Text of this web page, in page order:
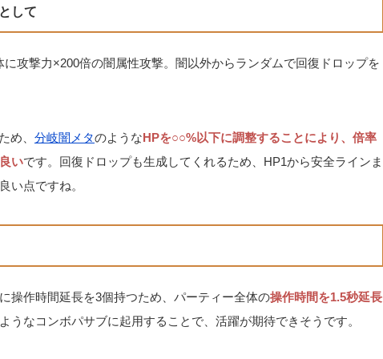
して
攻撃力×200倍の闇属性攻撃。闇以外からランダムで回復ドロップを
め、 分岐闇メタのようなHPを○○%以下に調整することにより、倍率
いです。回復ドロップも生成してくれるため、HP1から安全ラインま
い点ですね。
操作時間延長を3個持つため、パーティー全体の操作時間を1.5秒延長
うなコンボパサブに起用することで、活躍が期待できそうです。